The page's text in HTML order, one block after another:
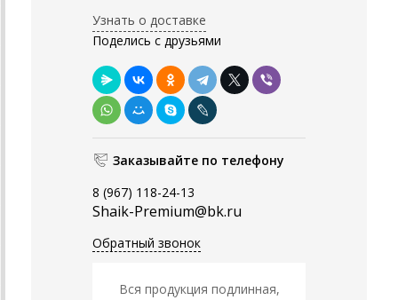
Узнать о доставке
Поделись с друзьями
Заказывайте по телефону
8 (967) 118-24-13
Shaik-Premium@bk.ru
Обратный звонок
Вся продукция подлинная,